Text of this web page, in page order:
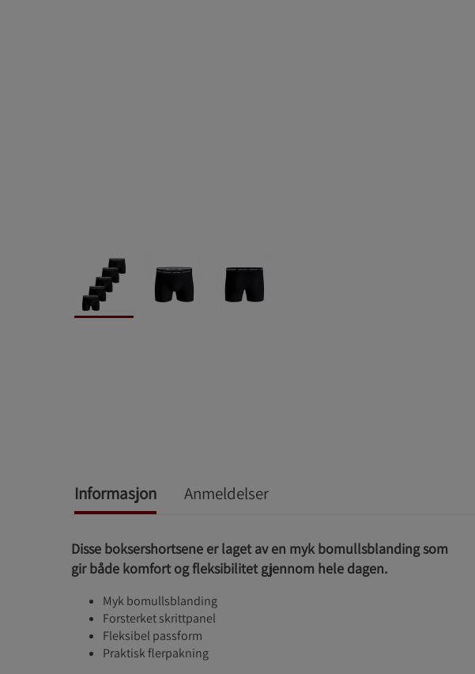
Informasjon Anmeldelser
Disse boksershortsene er laget av en myk bomullsblanding som
gir både komfort og fleksibilitet gjennom hele dagen.
Myk bomullsblanding
Forsterket skrittpanel
Fleksibel passform
Praktisk flerpakning